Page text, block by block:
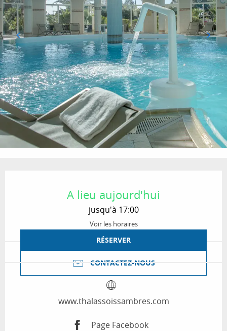
A lieu aujourd'hui
jusqu'à 17:00
Voir les horaires
RÉSERVER
CONTACTEZ-NOUS
www.thalassoissambres.com
Page Facebook